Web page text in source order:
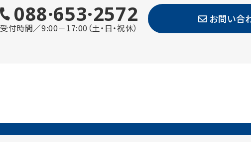
088·653·2572
受付時間／9:00－17:00（土・日・祝休）
お問い合